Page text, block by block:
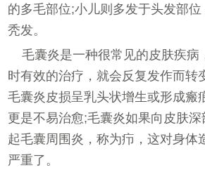
的多毛部位;小儿则多发于头发部
秃发。
毛囊炎是一种很常见的皮肤疾病
时有效的治疗，就会反复发作而转
毛囊炎皮损呈乳头状增生或形成瘢
更是不易治愈;毛囊炎如果向皮肤深
起毛囊周围炎，称为疖，这对身体
严重了。